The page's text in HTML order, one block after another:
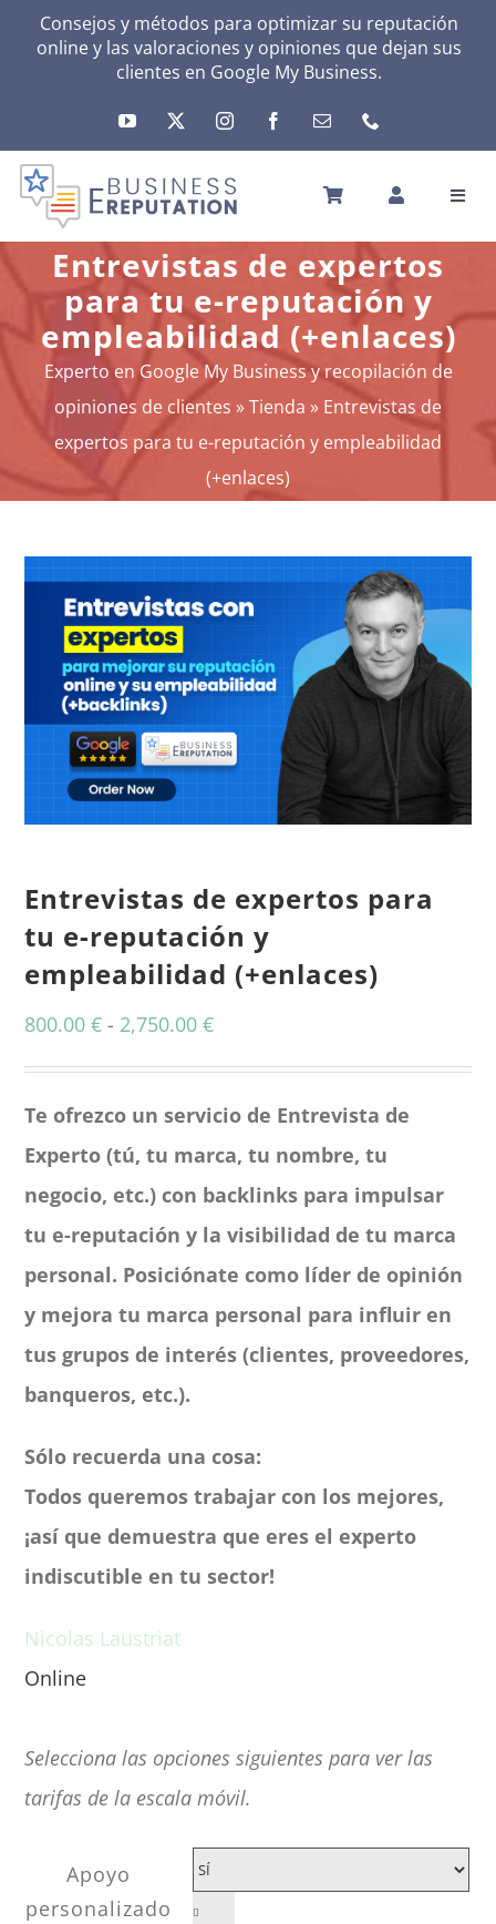
Consejos y métodos para optimizar su reputación
online y las valoraciones y opiniones que dejan sus
clientes en Google My Business.
INICIO
REPUTACIÓN
TU ACTIVIDAD
EL MÉTODO
HERRAMIENTAS
NOTICIAS
SOBRE NOSOTROS
Panier
mon compte
SEARCH
FOR:
Español
Entrevistas de expertos
para tu e-reputación y
empleabilidad (+enlaces)
Experto en Google My Business y recopilación de
opiniones de clientes »Tienda » Entrevistas de
expertos para tu e-reputación y empleabilidad
(+enlaces)
Entrevistas de expertos para
tu e-reputación y
empleabilidad (+enlaces)
800.00€ - 2,750.00€Rango
de
precios:
desde
800.00 €
hasta
2,750.00 €
Te ofrezco un servicio de Entrevista de
Experto (tú, tu marca, tu nombre, tu
negocio, etc.) con backlinks para impulsar
tu e-reputación y la visibilidad de tu marca
personal. Posiciónate como líder de opinión
y mejora tu marca personal para influir en
tus grupos de interés (clientes, proveedores,
banqueros, etc.).
Sólo recuerda una cosa:
Todos queremos trabajar con los mejores,
¡así que demuestra que eres el experto
indiscutible en tu sector!
Nicolas Laustriat
Online
Selecciona las opciones siguientes para ver las
tarifas de la escala móvil.
Apoyo
personalizado
